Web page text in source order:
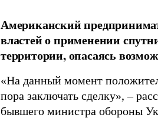
Американский
властей о применении
территории, опасаясь
«На данный момент
пора заключать сделку», –
бывшего министра обороны